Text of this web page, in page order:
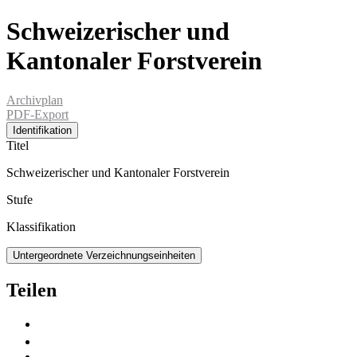
Schweizerischer und
Kantonaler Forstverein
Archivplan
PDF-Export
Identifikation
Titel
Schweizerischer und Kantonaler Forstverein
Stufe
Klassifikation
Untergeordnete Verzeichnungseinheiten
Teilen